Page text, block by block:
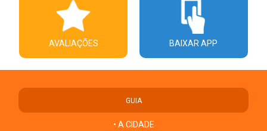
AVALIAÇÕES BAIXAR APP
GUIA
• A CIDADE